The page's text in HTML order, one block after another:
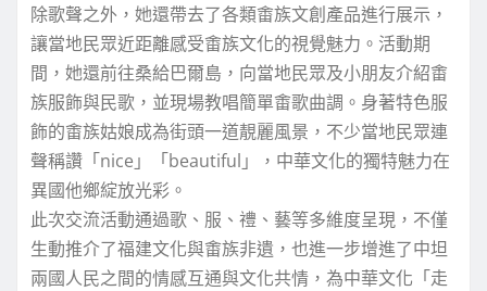
除歌聲之外，她還帶去了各類畬族文創產品進行展示，
讓當地民眾近距離感受畬族文化的視覺魅力。活動期
間，她還前往桑給巴爾島，向當地民眾及小朋友介紹畬
族服飾與民歌，並現場教唱簡單畬歌曲調。身著特色服
飾的畬族姑娘成為街頭一道靚麗風景，不少當地民眾連
聲稱讚「nice」「beautiful」，中華文化的獨特魅力在
異國他鄉綻放光彩。
此次交流活動通過歌、服、禮、藝等多維度呈現，不僅
生動推介了福建文化與畬族非遺，也進一步增進了中坦
兩國人民之間的情感互通與文化共情，為中華文化「走